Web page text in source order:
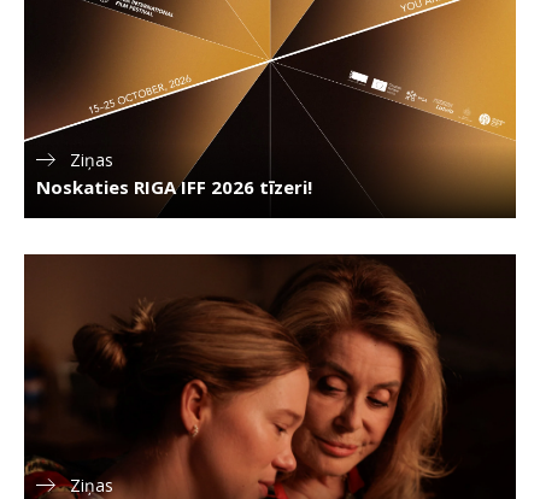
Ziņas
Noskaties RIGA IFF 2026 tīzeri!
Ziņas